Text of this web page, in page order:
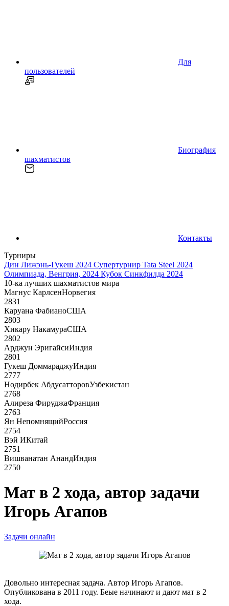
Для
пользователей
Биография
шахматистов
Контакты
Турниры
Дин Лижэнь-Гукеш 2024 Супертурнир Tata Steel 2024
Олимпиада, Венгрия, 2024 Кубок Синкфилда 2024
10-ка лучших шахматистов мира
Магнус КарлсенНорвегия
2831
Каруана ФабианоСША
2803
Хикару НакамураСША
2802
Арджун ЭригайсиИндия
2801
Гукеш ДоммараджуИндия
2777
Нодирбек АбдусатторовУзбекистан
2768
Алиреза ФируджаФранция
2763
Ян НепомнящийРоссия
2754
Вэй ИКитай
2751
Вишванатан АнандИндия
2750
Мат в 2 хода, автор задачи
Игорь Агапов
Задачи онлайн
Довольно интересная задача. Автор Игорь Агапов.
Опубликована в 2011 году. Беые начинают и дают мат в 2
хода.